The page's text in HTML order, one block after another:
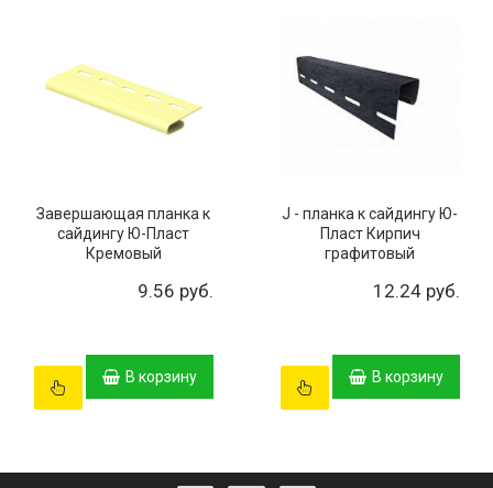
Завершающая планка к
сайдингу Ю-Пласт
Кремовый
9.56 руб.
В корзину
J - планка к сайдингу Ю-
Пласт Кирпич
графитовый
12.24 руб.
В корзину